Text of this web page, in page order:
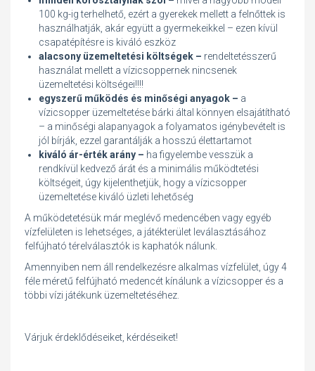
100 kg-ig terhelhető, ezért a gyerekek mellett a felnőttek is
használhatják, akár együtt a gyermekeikkel – ezen kívül
csapatépítésre is kiváló eszköz
alacsony üzemeltetési költségek – rendeltetésszerű
használat mellett a vízicsoppernek nincsenek
üzemeltetési költségei!!!!
egyszerű működés és minőségi anyagok – a
vízicsopper üzemeltetése bárki által könnyen elsajátítható
– a minőségi alapanyagok a folyamatos igénybevételt is
jól bírják, ezzel garantálják a hosszú élettartamot
kiváló ár-érték arány – ha figyelembe vesszük a
rendkívül kedvező árát és a minimális működtetési
költségeit, úgy kijelenthetjük, hogy a vízicsopper
üzemeltetése kiváló üzleti lehetőség
A működetetésük már meglévő medencében vagy egyéb
vízfelületen is lehetséges, a játékterület leválasztásához
felfújható térelválasztók is kaphatók nálunk.
Amennyiben nem áll rendelkezésre alkalmas vízfelület, úgy 4
féle méretű felfújható medencét kínálunk a vízicsopper és a
többi vízi játékunk üzemeltetéséhez.
Várjuk érdeklődéseiket, kérdéseiket!